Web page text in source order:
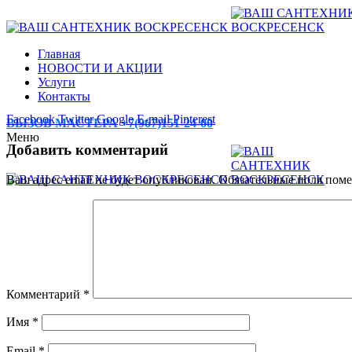
Главная
НОВОСТИ И АКЦИИ
Услуги
Контакты
ВЫЗОВ МАСТЕРА +7(967)151-24-00
Меню
Facebook Twitter Google E-mail Pinterest
Добавить комментарий
Ваш адрес email не будет опубликован. Обязательные поля
Комментарий *
Имя *